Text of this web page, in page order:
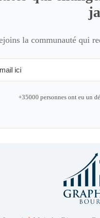
la communauté qui
+35000 personnes ont eu un